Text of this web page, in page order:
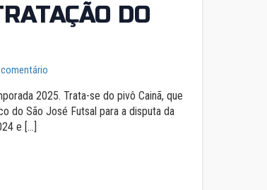
DO
comentário
2025. Trata-se do pivô Cainã, que
do São José Futsal para a disputa da
e […]